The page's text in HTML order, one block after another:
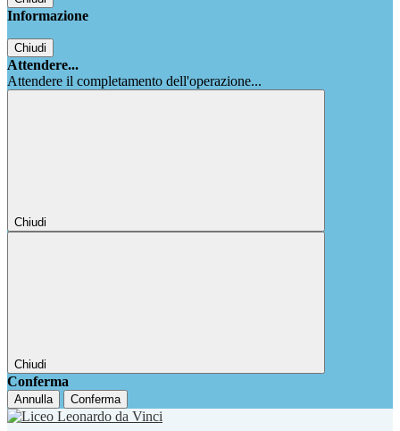
Informazione
Chiudi
Attendere...
Attendere il completamento dell'operazione...
Chiudi
Chiudi
Conferma
Annulla Conferma